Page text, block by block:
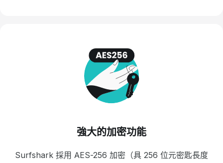
強大的加密功能
Surfshark 採用 AES-256 加密（具 256 位元密匙長度